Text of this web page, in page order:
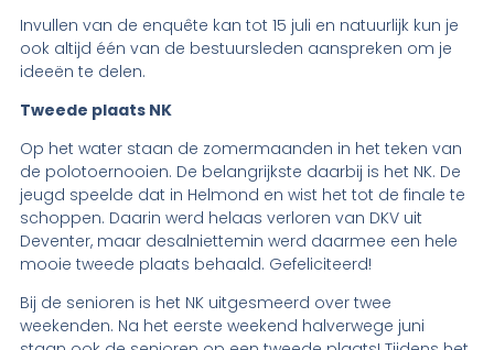
Invullen van de enquête kan tot 15 juli en natuurlijk kun je
ook altijd één van de bestuursleden aanspreken om je
ideeën te delen.
Tweede plaats NK
Op het water staan de zomermaanden in het teken van
de polotoernooien. De belangrijkste daarbij is het NK. De
jeugd speelde dat in Helmond en wist het tot de finale te
schoppen. Daarin werd helaas verloren van DKV uit
Deventer, maar desalniettemin werd daarmee een hele
mooie tweede plaats behaald. Gefeliciteerd!
Bij de senioren is het NK uitgesmeerd over twee
weekenden. Na het eerste weekend halverwege juni